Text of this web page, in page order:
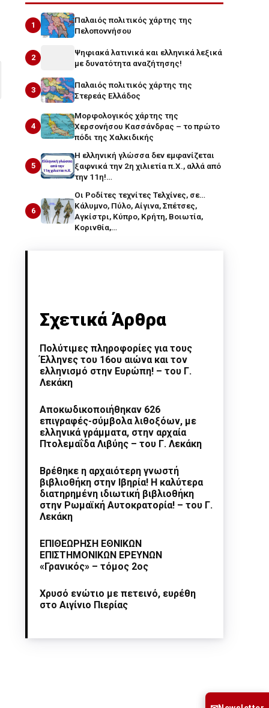
1
Παλαιός πολιτικός χάρτης της
Πελοποννήσου
2
Ψηφιακά λατινικά και ελληνικά λεξικά
με δυνατότητα αναζήτησης!
3
Παλαιός πολιτικός χάρτης της
Στερεάς Ελλάδος
4
Μορφολογικός χάρτης της
Χερσονήσου Κασσάνδρας – το πρώτο
πόδι της Χαλκιδικής
5
Η ελληνική γλώσσα δεν εμφανίζεται
ξαφνικά την 2η χιλιετία π.Χ., αλλά από
την 11η!…
6
Οι Ροδίτες τεχνίτες Τελχίνες, σε…
Κάλυμνο, Πύλο, Αίγινα, Σπέτσες,
Αγκίστρι, Κύπρο, Κρήτη, Βοιωτία,
Κορινθία,…
Σχετικά Άρθρα
Πολύτιμες πληροφορίες για τους
Έλληνες του 16ου αιώνα και τον
ελληνισμό στην Ευρώπη! – του Γ.
Λεκάκη
Αποκωδικοποιήθηκαν 626
επιγραφές-σύμβολα λιθοξόων, με
ελληνικά γράμματα, στην αρχαία
Πτολεμαΐδα Λιβύης – του Γ. Λεκάκη
Βρέθηκε η αρχαιότερη γνωστή
βιβλιοθήκη στην Ιβηρία! Η καλύτερα
διατηρημένη ιδιωτική βιβλιοθήκη
στην Ρωμαϊκή Αυτοκρατορία! – του Γ.
Λεκάκη
ΕΠΙΘΕΩΡΗΣΗ ΕΘΝΙΚΩΝ
ΕΠΙΣΤΗΜΟΝΙΚΩΝ ΕΡΕΥΝΩΝ
«Γρανικός» – τόμος 2ος
Χρυσό ενώτιο με πετεινό, ευρέθη
στο Αιγίνιο Πιερίας